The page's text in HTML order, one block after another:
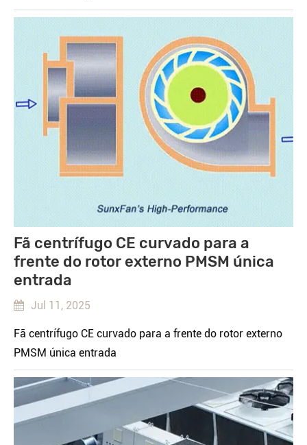
Fã centrífugo CE curvado para a
frente do rotor externo PMSM única
entrada
Jul 11, 2025
Fã centrífugo CE curvado para a frente do rotor externo
PMSM única entrada